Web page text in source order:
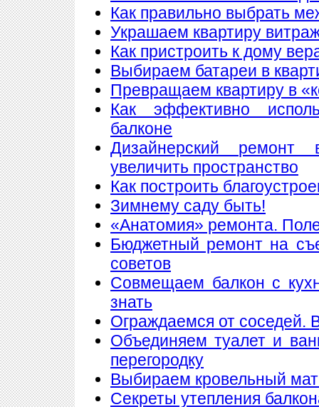
Как правильно выбрать
Украшаем квартиру
Как пристроить к дому
Выбираем батареи в
Превращаем квартиру в
Как эффективно
балконе
Дизайнерский
увеличить пространство
Как построить
Зимнему саду быть!
«Анатомия» ремонта.
Бюджетный ремонт на
советов
Совмещаем балкон с
знать
Ограждаемся от соседей.
Объединяем туалет и
перегородку
Выбираем кровельный
Секреты утепления